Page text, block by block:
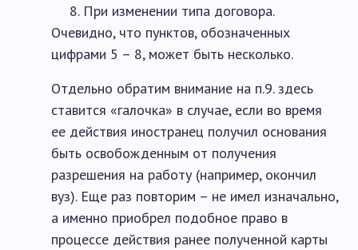
При изменении типа договора.
Очевидно, что пунктов, обозначенных
цифрами 5 – 8, может быть несколько.
Отдельно обратим внимание на п.9. здесь
ставится «галочка» в случае, если во время
ее действия иностранец получил основания
быть освобожденным от получения
разрешения на работу (например, окончил
вуз). Еще раз повторим – не имел изначально,
а именно приобрел подобное право в
процессе действия ранее полученной карты